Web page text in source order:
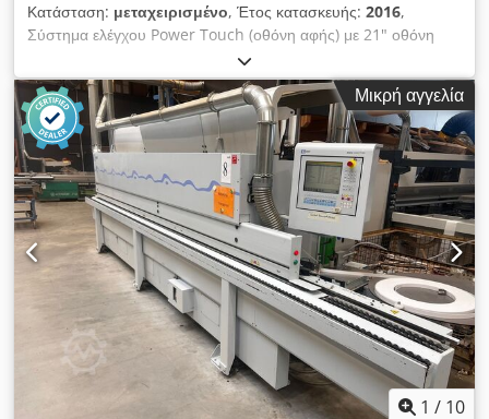
Κατάσταση: μεταχειρισμένο, Έτος κατασκευής: 2016,
Σύστημα ελέγχου Power Touch (οθόνη αφής) με 21" οθόνη
Full-HD-Βίντεο Ύψος πλάκας 60 mm PVC/ABS 3 mm μασίφ
ξύλο έως 12 mm Ταχύτητα προώθησης έως 20 m/min Ύψος
εργασίας ρυθμιζόμενο ηλεκτρονικά (NC) Οδηγός στήριξης
πλάκας με λειτουργία ελεύθερης κύλισης Πλαϊνή κυλιόμενη
τροχιά με ελεύθερους τροχούς για στήριξη πλάκας Μονάδα
αντικόλλησης Δι-μοτέρ μονάδα ευθυγράμμισης Πλάκα στήριξης
κυλίνδρου Μονάδα κόλλησης EVA με προθερμαντήρα και
δοχείο κόλλας Μονάδα πίεσης ακμής για ευθείες προφίλ με
αυτόματη ρύθμιση πιέζοντων κυλίνδρων (NC) Μονάδα κοπής
με αυτόματη ρύθμιση κλίσης Δι-μοτέρ μονάδα λοξοτμήσεων με
ρύθμιση Δι-μοτέρ πολυλειτουργική μονάδα στρογγυλοποίησης
(λοξοτμή + στρογγύλευση) Μονάδα ξυσίματος ακμών με
ηλεκτρονική NC ρύθμιση Μονάδα ξυσίματος κόλλας Μονάδα
βουρτσών Μονάδα αντικόλλησης Cedpfewwtpyex Afljha
Μικρή αγγελία
1 / 10